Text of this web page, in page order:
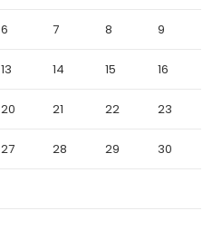
6 7 8 9
13 14 15 16
20 21 22 23
27 28 29 30